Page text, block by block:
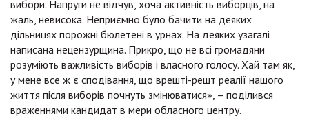
вибори. Напруги не відчув, хоча активність виборців, на
жаль, невисока. Неприємно було бачити на деяких
дільницях порожні бюлетені в урнах. На деяких узагалі
написана нецензурщина. Прикро, що не всі громадяни
розуміють важливість виборів і власного голосу. Хай там як,
у мене все ж є сподівання, що врешті-решт реалії нашого
життя після виборів почнуть змінюватися», – поділився
враженнями кандидат в мери обласного центру.